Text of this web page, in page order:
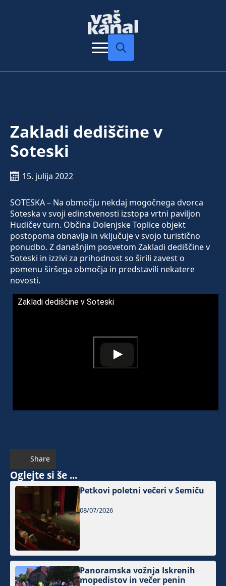
Zakladi dediščine v
Soteski
15. julija 2022
SOTESKA – Na območju nekdaj mogočnega dvorca
Soteska v svoji edinstvenosti izstopa vrtni paviljon
Hudičev turn. Občina Dolenjske Toplice objekt
postopoma obnavlja in vključuje v svojo turistično
ponudbo. Z današnjim posvetom Zakladi dediščine v
Soteski in izzivi za prihodnost so širili zavest o
pomenu širšega območja in predstavili nekatere
novosti.
Zakladi dediščine v Soteski
Share
Oglejte si še ...
Petkovi poletni večeri v Semiču
08/07/2026
Panoramska vožnja Iskrenih
mopedistov in večer penin